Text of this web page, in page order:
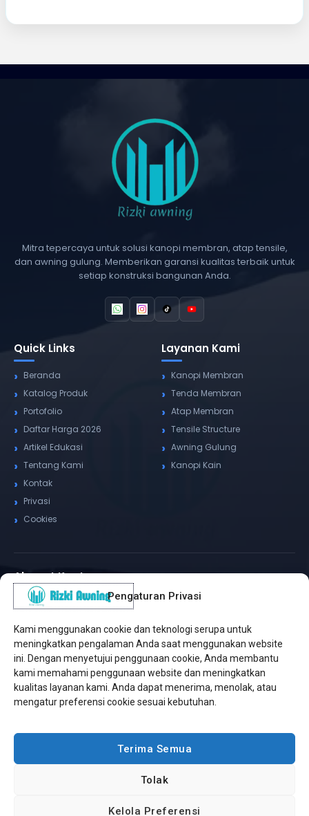
Pengaturan Privasi
Kami menggunakan cookie dan teknologi serupa untuk
meningkatkan pengalaman Anda saat menggunakan website
ini. Dengan menyetujui penggunaan cookie, Anda membantu
kami memahami penggunaan website dan meningkatkan
kualitas layanan kami. Anda dapat menerima, menolak, atau
mengatur preferensi cookie sesuai kebutuhan.
Terima Semua
Tolak
Kelola Preferensi
Mitra tepercaya untuk solusi kanopi membran, atap tensile,
dan awning gulung. Memberikan garansi kualitas terbaik untuk
setiap konstruksi bangunan Anda.
Quick Links
Beranda
Katalog Produk
Portofolio
Daftar Harga 2026
Artikel Edukasi
Tentang Kami
Kontak
Privasi
Cookies
Layanan Kami
Kanopi Membran
Tenda Membran
Atap Membran
Tensile Structure
Awning Gulung
Kanopi Kain
Alamat Kantor
✆ WhatsApp / Telepon
Pusat Sukabumi
Sukamanis, Kadudampit, Sukabumi
Cabang Jakarta
Kembangan, Jakarta Barat
Sektor A3, Tangerang Selatan